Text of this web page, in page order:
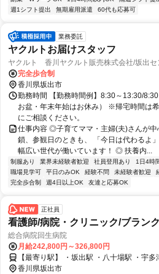
週1シフト提出
無期雇用派遣 60代も応募可
業務委託
ヤクルトお届けスタッフ
ヤクルト 香川ヤクルト販売株式会社/坂出セ
完全歩合制
香川県坂出市
勤務時間 【勤務時間例】8:30～13:30/
お盆・年末年始はお休み） ※帰宅時間は
にご相談ください。
仕事内容 ◎子育てママ・主婦(夫)さんが
鎖、参観日のときも、 「今日は代わるよ
幅広い世代が働いています！ ◎ 扶養内...
制服あり 業界未経験者歓迎 社員登用あり 1日4時
職場見学可
平日のみOK 経験不問 未経験者歓迎
完全歩合制
週4日以上OK 友達と応募OK
正社員
看護師/病院・クリニック/ブラン
総合病院回生病院
月給242,800円～326,800円
【最寄り駅】 ・坂出駅 ・八十場駅 ・宇多
香川県坂出市